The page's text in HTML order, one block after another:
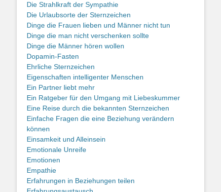
Die Strahlkraft der Sympathie
Die Urlaubsorte der Sternzeichen
Dinge die Frauen lieben und Männer nicht tun
Dinge die man nicht verschenken sollte
Dinge die Männer hören wollen
Dopamin-Fasten
Ehrliche Sternzeichen
Eigenschaften intelligenter Menschen
Ein Partner liebt mehr
Ein Ratgeber für den Umgang mit Liebeskummer
Eine Reise durch die bekannten Sternzeichen
Einfache Fragen die eine Beziehung verändern
können
Einsamkeit und Alleinsein
Emotionale Unreife
Emotionen
Empathie
Erfahrungen in Beziehungen teilen